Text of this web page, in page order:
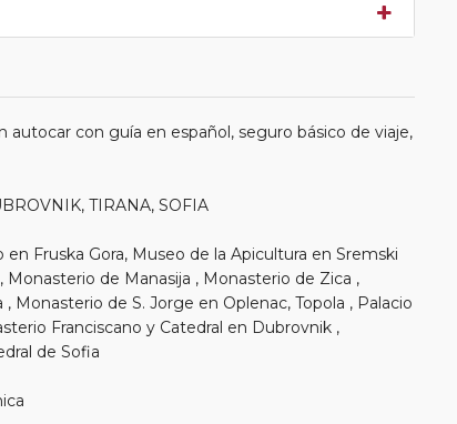
con guía en español, seguro básico de viaje,
TIRANA, SOFIA
Fruska Gora, Museo de la Apicultura en Sremski
de Manasija , Monasterio de Zica ,
de S. Jorge en Oplenac, Topola , Palacio
Franciscano y Catedral en Dubrovnik ,
de Sofia